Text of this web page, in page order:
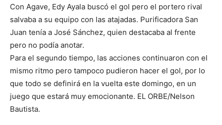
Con Agave, Edy Ayala buscó el gol pero el portero rival
salvaba a su equipo con las atajadas. Purificadora San
Juan tenía a José Sánchez, quien destacaba al frente
pero no podía anotar.
Para el segundo tiempo, las acciones continuaron con el
mismo ritmo pero tampoco pudieron hacer el gol, por lo
que todo se definirá en la vuelta este domingo, en un
juego que estará muy emocionante. EL ORBE/Nelson
Bautista.